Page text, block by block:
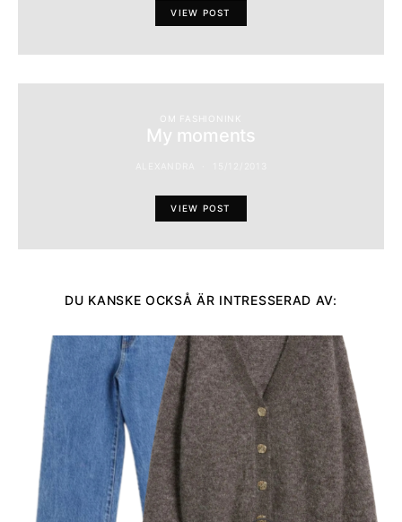
VIEW POST
OM FASHIONINK
My moments
VIEW POST
DU KANSKE OCKSÅ ÄR INTRESSERAD AV: